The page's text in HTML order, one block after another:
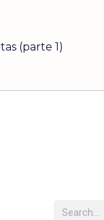
(parte 1)
Buscar